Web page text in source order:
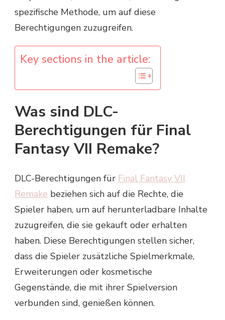
spezifische Methode, um auf diese
Berechtigungen zuzugreifen.
Key sections in the article:
Was sind DLC-
Berechtigungen für Final
Fantasy VII Remake?
DLC-Berechtigungen für Final Fantasy VII
Remake beziehen sich auf die Rechte, die
Spieler haben, um auf herunterladbare Inhalte
zuzugreifen, die sie gekauft oder erhalten
haben. Diese Berechtigungen stellen sicher,
dass die Spieler zusätzliche Spielmerkmale,
Erweiterungen oder kosmetische
Gegenstände, die mit ihrer Spielversion
verbunden sind, genießen können.